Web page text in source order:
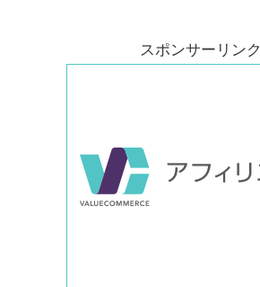
スポンサーリンク